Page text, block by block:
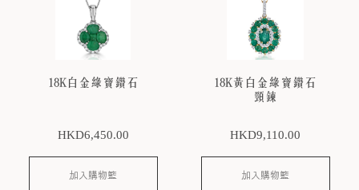
18K白金綠寶鑽石
HKD6,450.00
加入購物籃
18K黃白金綠寶鑽石
頸鍊
HKD9,110.00
加入購物籃